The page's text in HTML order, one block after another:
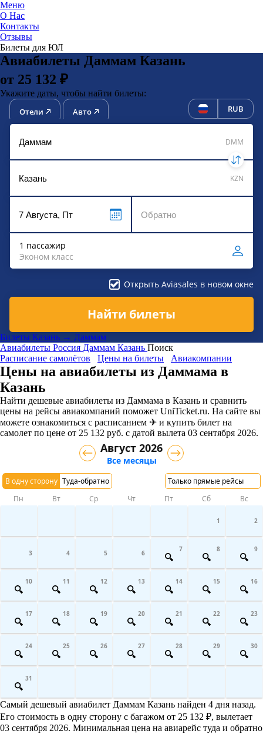
Меню
О Нас
Контакты
Отзывы
Билеты для ЮЛ
Авиабилеты Даммам Казань
от 25 132 ₽
Укажите даты, чтобы найти билеты:
Отели Авто RUB
DMM
KZN
1 пассажир
Эконом класс
Открыть Aviasales в новом окне
Найти билеты
Билеты Казань → Даммам
Авиабилеты Россия Даммам Казань Поиск
Расписание самолётов
Цены на билеты Авиакомпании
Цены на авиабилеты из Даммама в
Казань
Найти дешевые авиабилеты из Даммама в Казань и сравнить
цены на рейсы авиакомпаний поможет UniTicket.ru. На сайте вы
можете ознакомиться с расписанием ✈ и купить билет на
самолет по цене от 25 132 руб. с датой вылета 03 сентября 2026.
В одну сторону Туда-обратно Только прямые рейсы
Август 2026
Все месяцы
Пн Вт Ср Чт Пт Сб Вс
1 2
3 4 5 6 7 8 9
10 11 12 13 14 15 16
17 18 19 20 21 22 23
24 25 26 27 28 29 30
31
Самый дешевый авиабилет Даммам Казань найден 4 дня назад.
Его стоимость в одну сторону с багажом от 25 132 ₽, вылетает
03 сентября 2026. Минимальная цена на авиарейс туда и обратно